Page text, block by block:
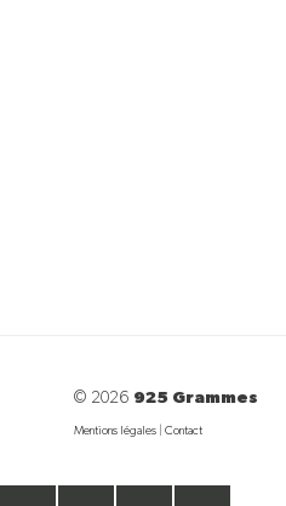
© 2026 925 Grammes
Mentions légales| Contact